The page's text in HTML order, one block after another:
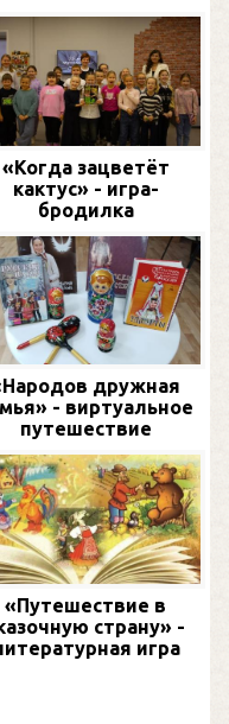
«Когда зацветёт
кактус» - игра-
бродилка
дружная
- виртуальное
путешествие
«Путешествие в
страну» -
игра